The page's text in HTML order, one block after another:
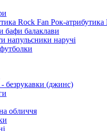
Рок-атрибутика
бафи балаклави
напульсники наручі
безрукавки (джинс)
обличчя